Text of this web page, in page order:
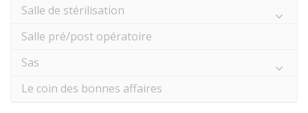
Salle de stérilisation
Salle pré/post opératoire
Sas
Le coin des bonnes affaires